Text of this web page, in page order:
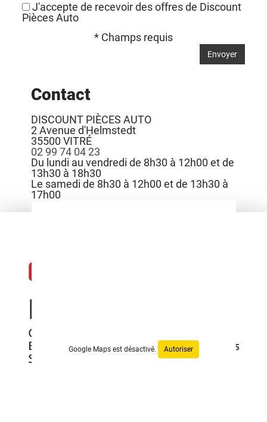
J'accepte de recevoir des offres de Discount
Pièces Auto
* Champs requis
Contact
DISCOUNT PIÈCES AUTO
2 Avenue d'Helmstedt
35500VITRÉ
02 99 74 04 23
Du lundi au vendredi de 8h30 à 12h00 et de
13h30 à 18h30
Le samedi de 8h30 à 12h00 et de 13h30 à
17h00
Google Maps est désactivé. Autoriser